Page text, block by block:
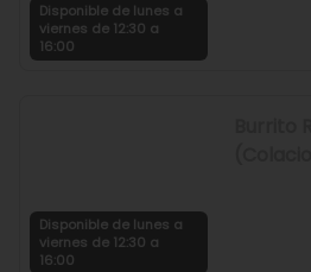
Disponible de lunes a
viernes de 12:30 a
16:00
Disponible de lunes a
viernes de 12:30 a
16:00